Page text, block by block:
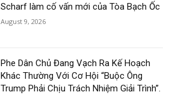
Scharf làm cố vấn mới của Tòa Bạch Ốc
August 9, 2026
Phe Dân Chủ Đang Vạch Ra Kế Hoạch
Khác Thường Với Cơ Hội “Buộc Ông
Trump Phải Chịu Trách Nhiệm Giải Trình”.